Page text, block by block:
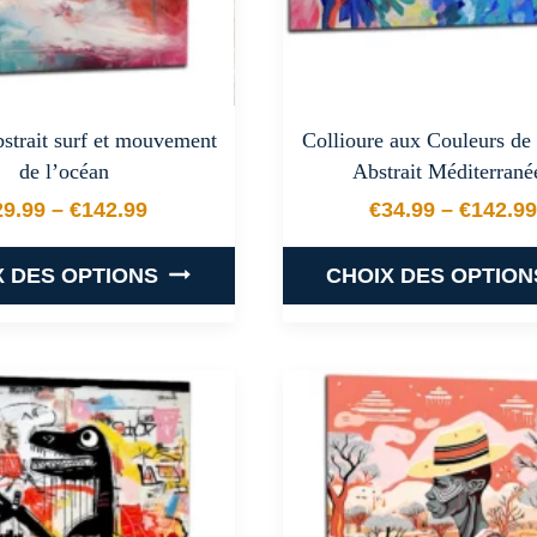
surf et mouvement
de l’océan
–€142.99
Plage de prix : €29.99 à €142.99
DES OPTIONS
a
plusieurs
variations.
Les
options
Collioure aux Couleurs de
Abstrait
€34.99– €142.99
Plage
CHOIX DES
a
plusieurs
Les
options